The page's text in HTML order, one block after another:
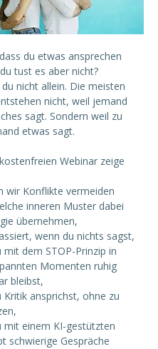
du etwas ansprechen
tust es aber nicht?
nicht allein. Die meisten
nicht, weil jemand
sagt. Sondern weil zu
etwas sagt.
Webinar zeige
wir Konflikte vermeiden
inneren Muster dabei
übernehmen,
wenn du nichts sagst,
mit dem STOP-Prinzip in
Momenten ruhig
bleibst,
Kritik ansprichst, ohne zu
mit einem KI-gestützten
schwierige Gespräche